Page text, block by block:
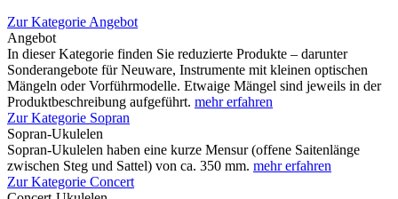
Zur Kategorie Angebot
Angebot
In dieser Kategorie finden Sie reduzierte Produkte – darunter
Sonderangebote für Neuware, Instrumente mit kleinen optischen
Mängeln oder Vorführmodelle. Etwaige Mängel sind jeweils in der
Produktbeschreibung aufgeführt. mehr erfahren
Zur Kategorie Sopran
Sopran-Ukulelen
Sopran-Ukulelen haben eine kurze Mensur (offene Saitenlänge
zwischen Steg und Sattel) von ca. 350 mm. mehr erfahren
Zur Kategorie Concert